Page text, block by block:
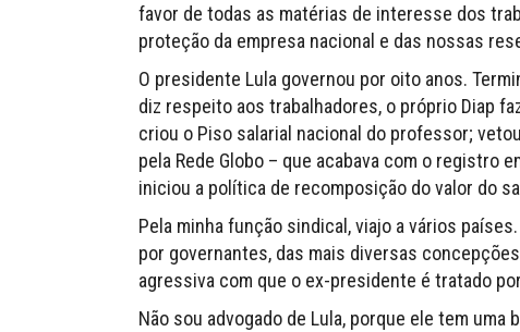
favor de todas as matérias de interesse dos
proteção da empresa nacional e das nossas
O presidente Lula governou por oito anos.
diz respeito aos trabalhadores, o próprio Diap
criou o Piso salarial nacional do professor;
pela Rede Globo – que acabava com o registro
iniciou a política de recomposição do valor do
Pela minha função sindical, viajo a vários
por governantes, das mais diversas
agressiva com que o ex-presidente é tratado
Não sou advogado de Lula, porque ele tem